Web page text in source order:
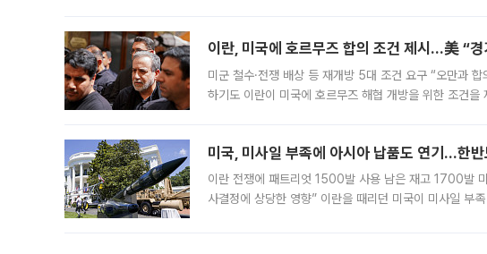
이란, 미국에 호르무즈 합의 조건 제시…美 “
미군 철수·전쟁 배상 등 재개방 5대 조건 요구 “오만과
하기도 이란이 미국에 호르무즈 해협 개방을 위한 조건
미국, 미사일 부족에 아시아 납품도 연기…한반
이란 전쟁에 패트리엇 1500발 사용 남은 재고 1700발 미
사결정에 상당한 영향” 이란을 때리던 미국이 미사일 부